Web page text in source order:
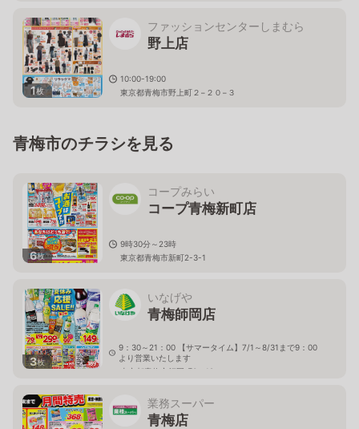
1枚
ファッションセンターしまむら
野上店
10:00-19:00
東京都青梅市野上町２−２０−３
青梅市のチラシを見る
6枚
コープみらい
コープ青梅新町店
9時30分～23時
東京都青梅市新町2-3-1
3枚
いなげや
青梅師岡店
9：30～21：00 【サマータイム】7/1～8/31まで9：00
より営業いたします
東京都青梅市師岡町3－18
業務スーパー
青梅店